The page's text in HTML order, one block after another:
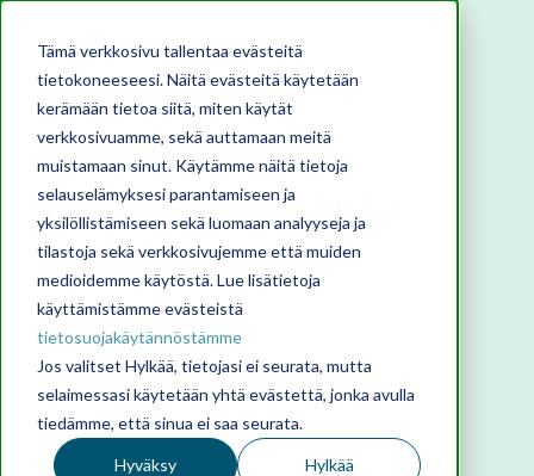
Tämä verkkosivu tallentaa evästeitä
tietokoneeseesi. Näitä evästeitä käytetään
kerämään tietoa siitä, miten käytät
verkkosivuamme, sekä auttamaan meitä
muistamaan sinut. Käytämme näitä tietoja
selauselämyksesi parantamiseen ja
yksilöllistämiseen sekä luomaan analyyseja ja
tilastoja sekä verkkosivujemme että muiden
medioidemme käytöstä. Lue lisätietoja
käyttämistämme evästeistä
tietosuojakäytännöstämme
Jos valitset Hylkää, tietojasi ei seurata, mutta
selaimessasi käytetään yhtä evästettä, jonka avulla
tiedämme, että sinua ei saa seurata.
Hyväksy Hylkää
Ajankohtaista